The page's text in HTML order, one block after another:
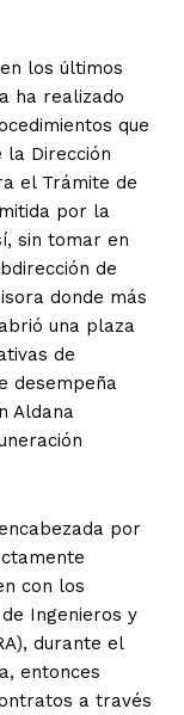
los últimos
ha realizado
que
la Dirección
el Trámite de
por la
sin tomar en
de
donde más
una plaza
de
desempeña
Aldana
por
con los
Ingenieros y
durante el
entonces
a través